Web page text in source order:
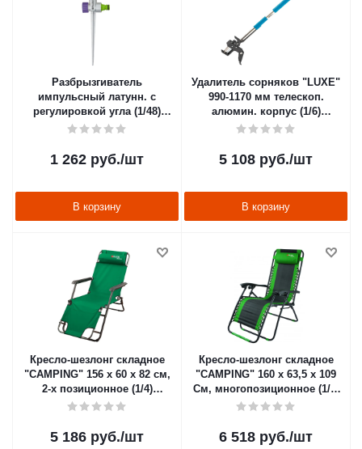
Разбрызгиватель
импульсный латунн. с
регулировкой угла (1/48)
"PALISAD"
1 262 руб./шт
В корзину
Удалитель сорняков "LUXE"
990-1170 мм телескоп.
алюмин. корпус (1/6)
"PALISAD"
5 108 руб./шт
В корзину
Кресло-шезлонг складное
"CAMPING" 156 х 60 х 82 см,
2-х позиционное (1/4)
"PALISAD"
5 186 руб./шт
Кресло-шезлонг складное
"CAMPING" 160 х 63,5 х 109
Cм, многопозиционное (1/2)
"PALISAD"
6 518 руб./шт